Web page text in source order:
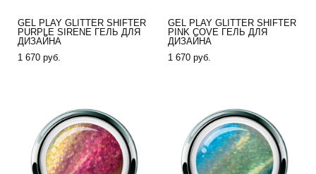
GEL PLAY GLITTER SHIFTER
PURPLE SIRENE ГЕЛЬ ДЛЯ
ДИЗАЙНА
1 670 pуб.
GEL PLAY GLITTER SHIFTER
PINK COVE ГЕЛЬ ДЛЯ
ДИЗАЙНА
1 670 pуб.